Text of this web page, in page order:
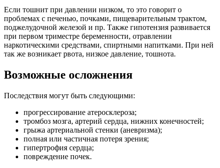
Если тошнит при давлении низком, то это говорит о
проблемах с печенью, почками, пищеварительным трактом,
поджелудочной железой и пр. Также гипотензия развивается
при первом триместре беременности, отравлении
наркотическими средствами, спиртными напитками. При ней
так же возникает рвота, низкое давление, тошнота.
Возможные осложнения
Последствия могут быть следующими:
прогрессирование атеросклероза;
тромбоз мозга, артерий сердца, нижних конечностей;
грыжа артериальной стенки (аневризма);
полная или частичная потеря зрения;
гипертрофия сердца;
повреждение почек.